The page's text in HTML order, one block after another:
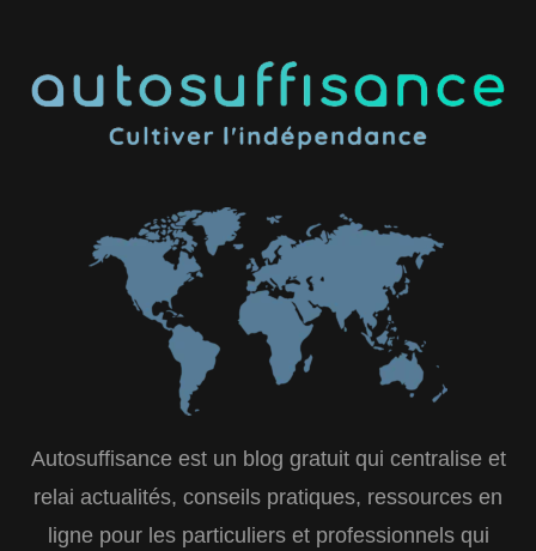
Autosuffisance est un blog gratuit qui centralise et
relai actualités, conseils pratiques, ressources en
ligne pour les particuliers et professionnels qui